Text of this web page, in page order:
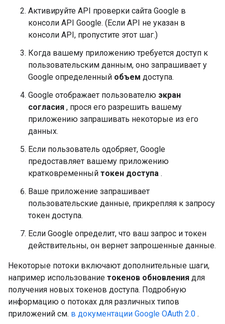
Активируйте API проверки сайта Google в
консоли API Google. (Если API не указан в
консоли API, пропустите этот шаг.)
Когда вашему приложению требуется доступ к
пользовательским данным, оно запрашивает у
Google определенный объем доступа.
Google отображает пользователю экран
согласия , прося его разрешить вашему
приложению запрашивать некоторые из его
данных.
Если пользователь одобряет, Google
предоставляет вашему приложению
кратковременный токен доступа .
Ваше приложение запрашивает
пользовательские данные, прикрепляя к запросу
токен доступа.
Если Google определит, что ваш запрос и токен
действительны, он вернет запрошенные данные.
Некоторые потоки включают дополнительные шаги,
например использование токенов обновления для
получения новых токенов доступа. Подробную
информацию о потоках для различных типов
приложений см. в документации Google OAuth 2.0 .